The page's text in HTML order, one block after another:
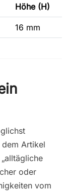
Höhe (H)
16 mm
dem Artikel
oder
vom